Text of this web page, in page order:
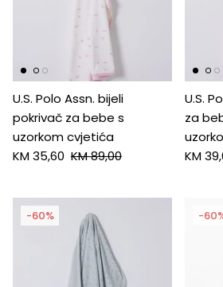
U.S. Polo Assn. bijeli
pokrivač za bebe s
uzorkom cvjetića
KM 35,60 KM 89,00
U.S.
za
KM
-60% -